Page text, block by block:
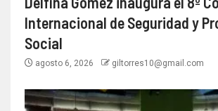
Internacional de Seguridad y
Social
agosto 6, 2026 giltorres10@gmail.com